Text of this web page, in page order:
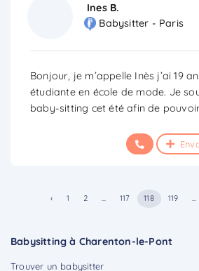
Babysitting à Charenton-le-Pont
Trouver un babysitter
Ines B.
Babysitter - Paris
Bonjour, je m’appelle Inès j’ai 19
étudiante en école de mode. Je
baby-sitting cet été afin de
‹ 1 2 ... 117 118 119 ...